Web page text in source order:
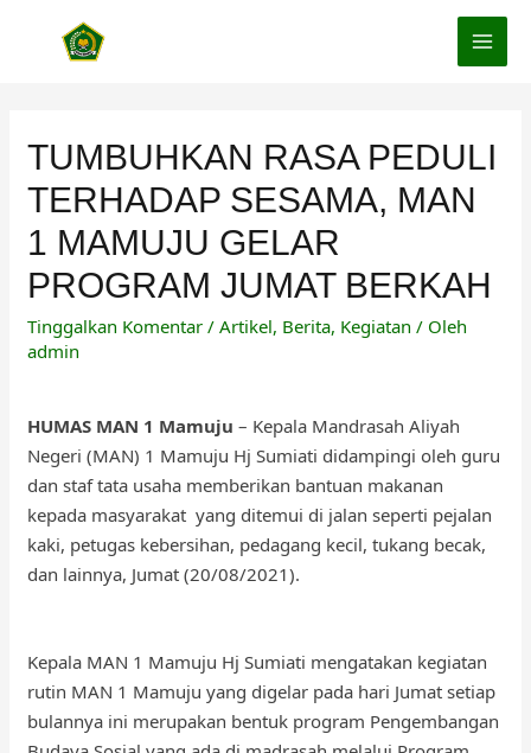
TUMBUHKAN RASA PEDULI
TERHADAP SESAMA, MAN
1 MAMUJU GELAR
PROGRAM JUMAT BERKAH
Tinggalkan Komentar /Artikel, Berita, Kegiatan / Oleh
admin
HUMAS MAN 1 Mamuju – Kepala Mandrasah Aliyah
Negeri (MAN) 1 Mamuju Hj Sumiati didampingi oleh guru
dan staf tata usaha memberikan bantuan makanan
kepada masyarakat yang ditemui di jalan seperti pejalan
kaki, petugas kebersihan, pedagang kecil, tukang becak,
dan lainnya, Jumat (20/08/2021).
Kepala MAN 1 Mamuju Hj Sumiati mengatakan kegiatan
rutin MAN 1 Mamuju yang digelar pada hari Jumat setiap
bulannya ini merupakan bentuk program Pengembangan